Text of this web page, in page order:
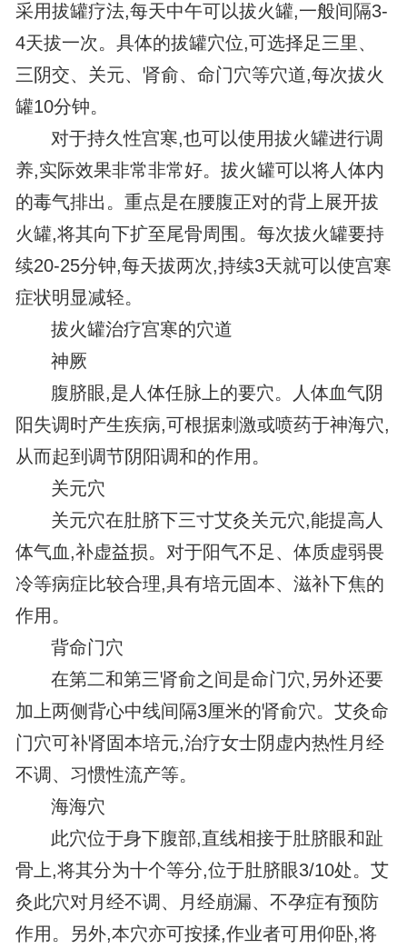
采用拔罐疗法,每天中午可以拔火罐,一般间隔3-
4天拔一次。具体的拔罐穴位,可选择足三里、
三阴交、关元、肾俞、命门穴等穴道,每次拔火
罐10分钟。
对于持久性宫寒,也可以使用拔火罐进行调
养,实际效果非常非常好。拔火罐可以将人体内
的毒气排出。重点是在腰腹正对的背上展开拔
火罐,将其向下扩至尾骨周围。每次拔火罐要持
续20-25分钟,每天拔两次,持续3天就可以使宫寒
症状明显减轻。
拔火罐治疗宫寒的穴道
神厥
腹脐眼,是人体任脉上的要穴。人体血气阴
阳失调时产生疾病,可根据刺激或喷药于神海穴,
从而起到调节阴阳调和的作用。
关元穴
关元穴在肚脐下三寸艾灸关元穴,能提高人
体气血,补虚益损。对于阳气不足、体质虚弱畏
冷等病症比较合理,具有培元固本、滋补下焦的
作用。
背命门穴
在第二和第三肾俞之间是命门穴,另外还要
加上两侧背心中线间隔3厘米的肾俞穴。艾灸命
门穴可补肾固本培元,治疗女士阴虚内热性月经
不调、习惯性流产等。
海海穴
此穴位于身下腹部,直线相接于肚脐眼和趾
骨上,将其分为十个等分,位于肚脐眼3/10处。艾
灸此穴对月经不调、月经崩漏、不孕症有预防
作用。另外,本穴亦可按揉,作业者可用仰卧,将